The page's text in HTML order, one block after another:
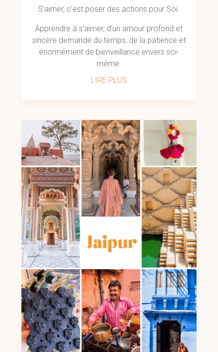
S’aimer, c’est poser des actions pour Soi.
Apprendre à s’aimer, d’un amour profond et
sincère demande du temps, de la patience et
énormément de bienveillance envers soi-
même.
LIRE PLUS